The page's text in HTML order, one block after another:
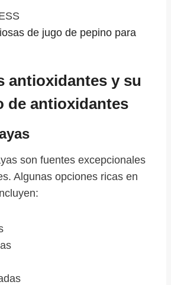
de jugo de pepino para
antioxidantes y su
de antioxidantes
son fuentes excepcionales
Algunas opciones ricas en